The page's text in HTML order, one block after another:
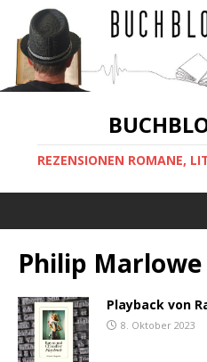
REZENSIONEN ROMANE,
Philip Marlowe
Playback von
8. Oktober 2023